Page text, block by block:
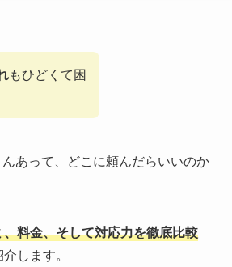
もひどくて困
あって、どこに頼んだらいいのか
、料金、そして対応力を徹底比較
します。